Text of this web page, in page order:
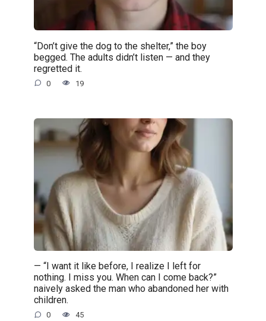
“Don’t give the dog to the shelter,” the boy
begged. The adults didn’t listen — and they
regretted it.
0 19
— “I want it like before, I realize I left for
nothing. I miss you. When can I come back?”
naively asked the man who abandoned her with
children.
0 45